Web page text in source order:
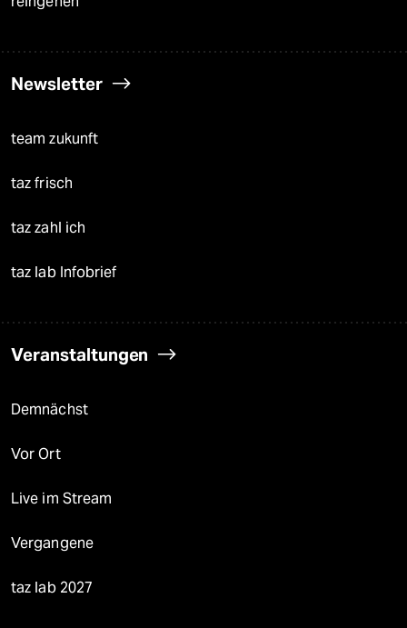
Newsletter
team zukunft
taz frisch
taz zahl ich
taz lab Infobrief
Veranstaltungen
Demnächst
Vor Ort
Live im Stream
Vergangene
taz lab 2027